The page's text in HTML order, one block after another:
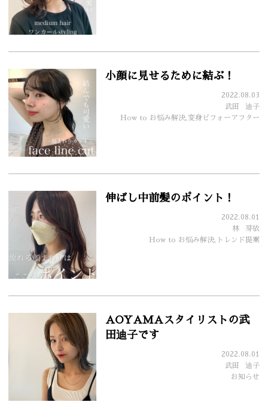
小顔に見せるために結ぶ！
2022.08.03
武田
迪子
How to お悩み解決,変身ビフォーアフター
伸ばし中前髪のポイント！
2022.08.01
林
芽依
How to お悩み解決,トレンド提案
AOYAMAスタイリストの武
田迪子です
2022.08.01
武田
迪子
お知らせ